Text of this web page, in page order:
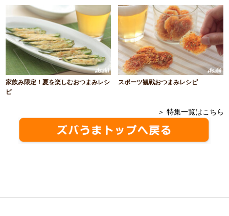
家飲み限定！夏を楽しむおつまみレシ
ピ
スポーツ観戦おつまみレシピ
＞ 特集一覧はこちら